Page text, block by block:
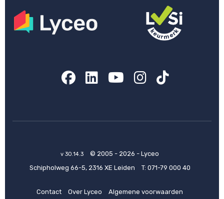
Facebook
LinkedIn
YouTube
Instagram
TikTok
v 30.14.3
© 2005 - 2026 - Lyceo
Schipholweg 66-5, 2316 XE Leiden
T: 071-79 000 40
Contact Over Lyceo Algemene voorwaarden